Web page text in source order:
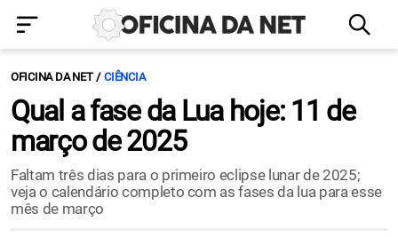
OFICINA DA NET CIÊNCIA
Qual a fase da Lua hoje: 11 de
março de 2025
Faltam três dias para o primeiro eclipse lunar de 2025;
veja o calendário completo com as fases da lua para esse
mês de março